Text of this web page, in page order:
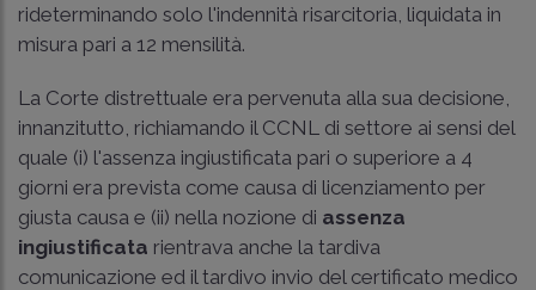
rideterminando solo l'indennità risarcitoria, liquidata in
misura pari a 12 mensilità.
La Corte distrettuale era pervenuta alla sua decisione,
innanzitutto, richiamando il CCNL di settore ai sensi del
quale (i) l'assenza ingiustificata pari o superiore a 4
giorni era prevista come causa di licenziamento per
giusta causa e (ii) nella nozione di assenza
ingiustificata rientrava anche la tardiva
comunicazione ed il tardivo invio del certificato medico